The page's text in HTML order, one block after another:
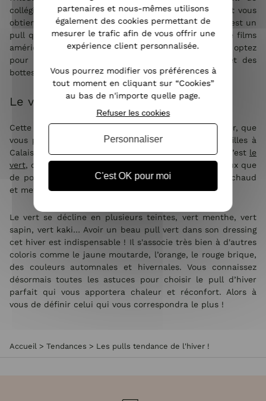
collégienne fait fureur ! Associez-le à une chemise et vous
obtiendrez un look ultra stylé à l’anglaise. En effet, c’est un
pull que l’on retrouve dans beaucoup de séries et de films
américains. Pour éviter qu’il alourdisse la silhouette, optez
pour un jean slim ou un pantalon coupe droite et des
bottes à talons.
Le vert, la couleur phare de l’hiver
Cette année, s’il y a bien une couleur qu’il faut porter, que
vous pouvez retrouver dans notre boutique Coindesfilles à
Calais et sur notre boutique en ligne sur notre site, c’est le
vert, couleur de l’espoir et de la Nature. Rien de mieux que
de porter un pull vert cet hiver pour vous tenir au chaud
et mettre en avant votre belle chevelure flamboyante.
Le vert se décline en plusieurs teintes, vert menthe, vert
sapin, vert kaki… Avoir un beau pull vert dans son dressing
cet hiver est indispensable ! Il s'associe très bien à d'autres
coloris comme le jaune moutarde, l’orange, le rouge brique,
des couleurs automnales et hivernales. Vous connaissez
désormais toutes les astuces pour choisir le pull d’hiver
parfait qui vous apportera chaleur et réconfort. Alors à
vous de définir celui qui vous correspondra le plus !
Accueil > Tendances > Les pulls tendance de l'hiver !
partenaires et nous-mêmes utilisons
également des cookies permettant de
mesurer le trafic afin de vous offrir une
expérience client personnalisée.
Vous pourrez modifier vos préférences à
tout moment en cliquant sur “Cookies”
au bas de n'importe quelle page.
C'est OK pour moi
Refuser les cookies
Personnaliser